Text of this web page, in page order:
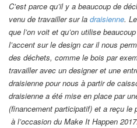
C’est parce qu’il y a beaucoup de
venu de travailler sur la draisienne.
que l’on voit et qu’on utilise
l’accent sur le design car il nous
des déchets, comme le bois par
travailler avec un designer et une
draisienne pour nous à partir de
draisienne a été mise en place par
(financement participatif) et a reçu le
à l’occasion du Make It Happen 2017.